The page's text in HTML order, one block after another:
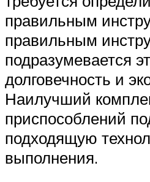
правильным
правильным
подразумевается
долговечность и
Наилучший
приспособлений
подходящую
выполнения.